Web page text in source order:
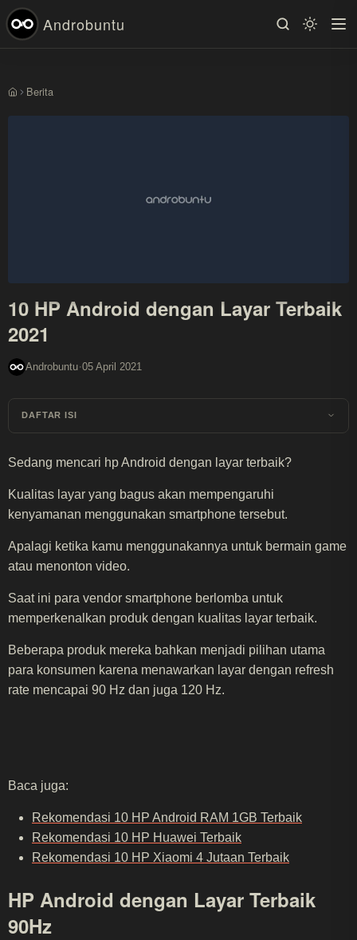
Androbuntu
Beranda
Berita
10 HP Android dengan Layar Terbaik
2021
Androbuntu·05 April 2021
DAFTAR ISI
Sedang mencari hp Android dengan layar terbaik?
Kualitas layar yang bagus akan mempengaruhi
kenyamanan menggunakan smartphone tersebut.
Apalagi ketika kamu menggunakannya untuk bermain game
atau menonton video.
Saat ini para vendor smartphone berlomba untuk
memperkenalkan produk dengan kualitas layar terbaik.
Beberapa produk mereka bahkan menjadi pilihan utama
para konsumen karena menawarkan layar dengan refresh
rate mencapai 90 Hz dan juga 120 Hz.
Baca juga:
Rekomendasi 10 HP Android RAM 1GB Terbaik
Rekomendasi 10 HP Huawei Terbaik
Rekomendasi 10 HP Xiaomi 4 Jutaan Terbaik
HP Android dengan Layar Terbaik
90Hz